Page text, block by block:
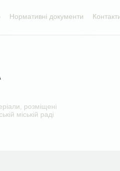
Нормативні документи
розміщені
міській раді